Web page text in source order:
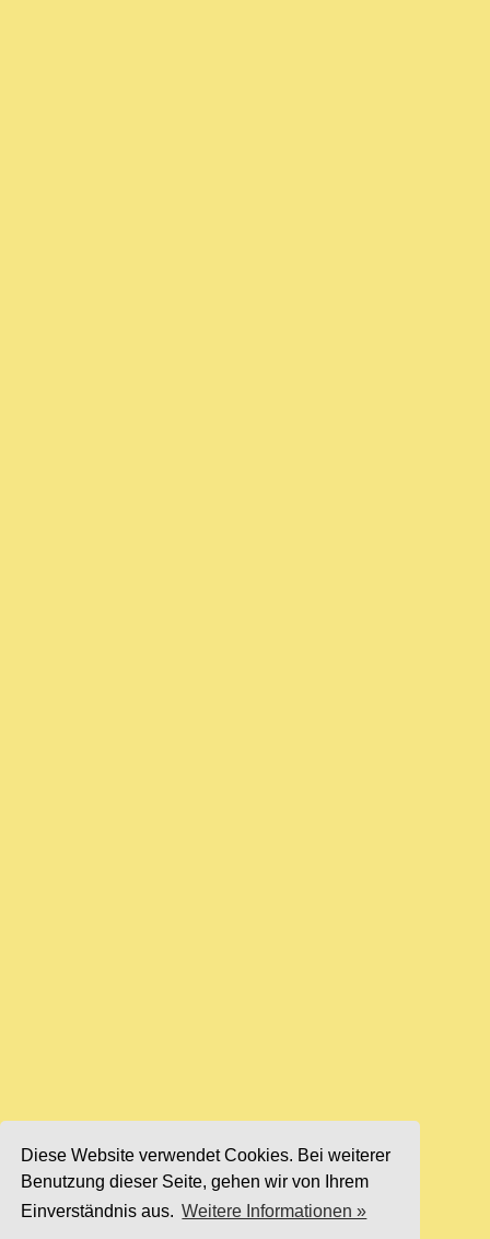
Diese Website verwendet Cookies. Bei weiterer
Benutzung dieser Seite, gehen wir von Ihrem
Einverständnis aus. Weitere Informationen »